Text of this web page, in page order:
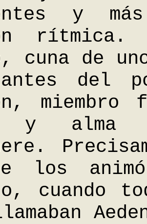
y
rítmica.
cuna de
del
y alma
los
cuando